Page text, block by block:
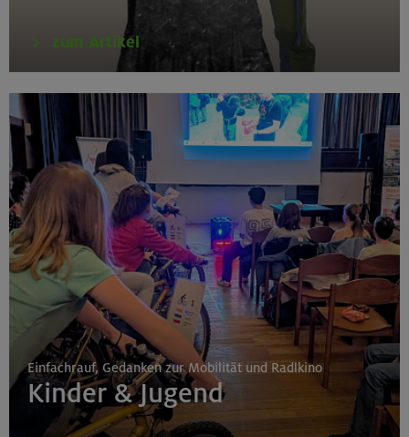
zum Artikel
Einfachrauf, Gedanken zur Mobilität und Radlkino
Kinder & Jugend